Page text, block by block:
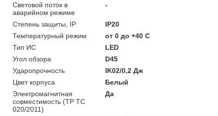
Световой поток в
аварийном режиме
-
Степень защиты, IP
IP20
Температурный режим
от 0 до +40 C
Тип ИС
LED
Угол обзора
D45
Ударопрочность
IK02/0,2 Дж
Цвет корпуса
Белый
Электромагнитная
совместимость (ТР ТС
020/2011)
Да